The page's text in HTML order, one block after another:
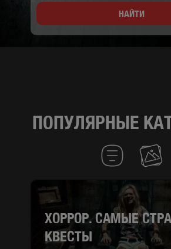
НАЙТИ
ПОПУЛЯРНЫЕ
ХОРРОР. САМЫЕ
КВЕСТЫ